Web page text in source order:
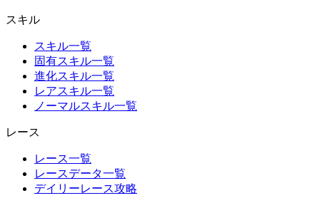
スキル
スキル一覧
固有スキル一覧
進化スキル一覧
レアスキル一覧
ノーマルスキル一覧
レース
レース一覧
レースデータ一覧
デイリーレース攻略